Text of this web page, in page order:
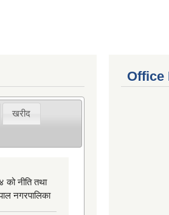
खरीद
नीति तथा
नगरपालिका
Office